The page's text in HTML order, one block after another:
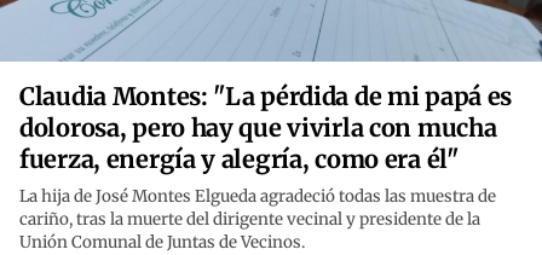
Claudia Montes: "La pérdida de mi papá es
dolorosa, pero hay que vivirla con mucha
fuerza, energía y alegría, como era él"
La hija de José Montes Elgueda agradeció todas las muestra de
cariño, tras la muerte del dirigente vecinal y presidente de la
Unión Comunal de Juntas de Vecinos.